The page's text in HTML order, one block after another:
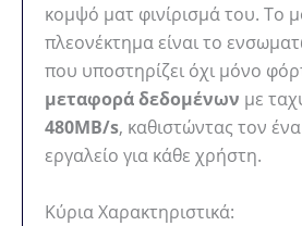
κομψό ματ φινίρισμά του. Το
πλεονέκτημα είναι το
που υποστηρίζει όχι μόνο
μεταφορά δεδομένων με
480MB/s, καθιστώντας τον
εργαλείο για κάθε χρήστη.
Κύρια Χαρακτηριστικά: